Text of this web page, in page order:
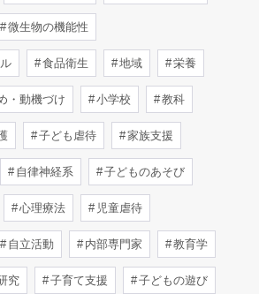
微生物の機能性
食品衛生 地域 栄養
・動機づけ 小学校 教科
子ども虐待 家族支援
自律神経系 子どものあそび
心理療法 児童虐待
自立活動 内部専門家 教育学
究 子育て支援 子どもの遊び